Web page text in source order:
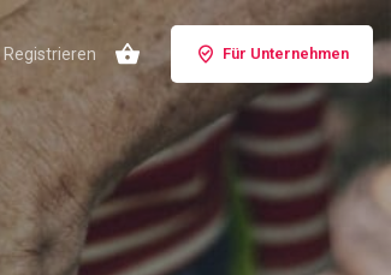
Registrieren Für Unternehmen